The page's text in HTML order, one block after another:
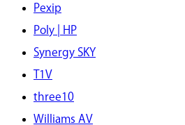
Pexip
Poly | HP
Synergy SKY
T1V
three10
Williams AV